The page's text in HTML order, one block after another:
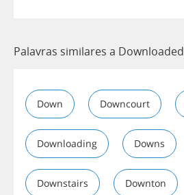
Palavras similares a Downloaded
Down Downcourt
Downloading Downs
Downstairs Downton